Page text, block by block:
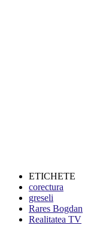
ETICHETE
corectura
greseli
Rares Bogdan
Realitatea TV